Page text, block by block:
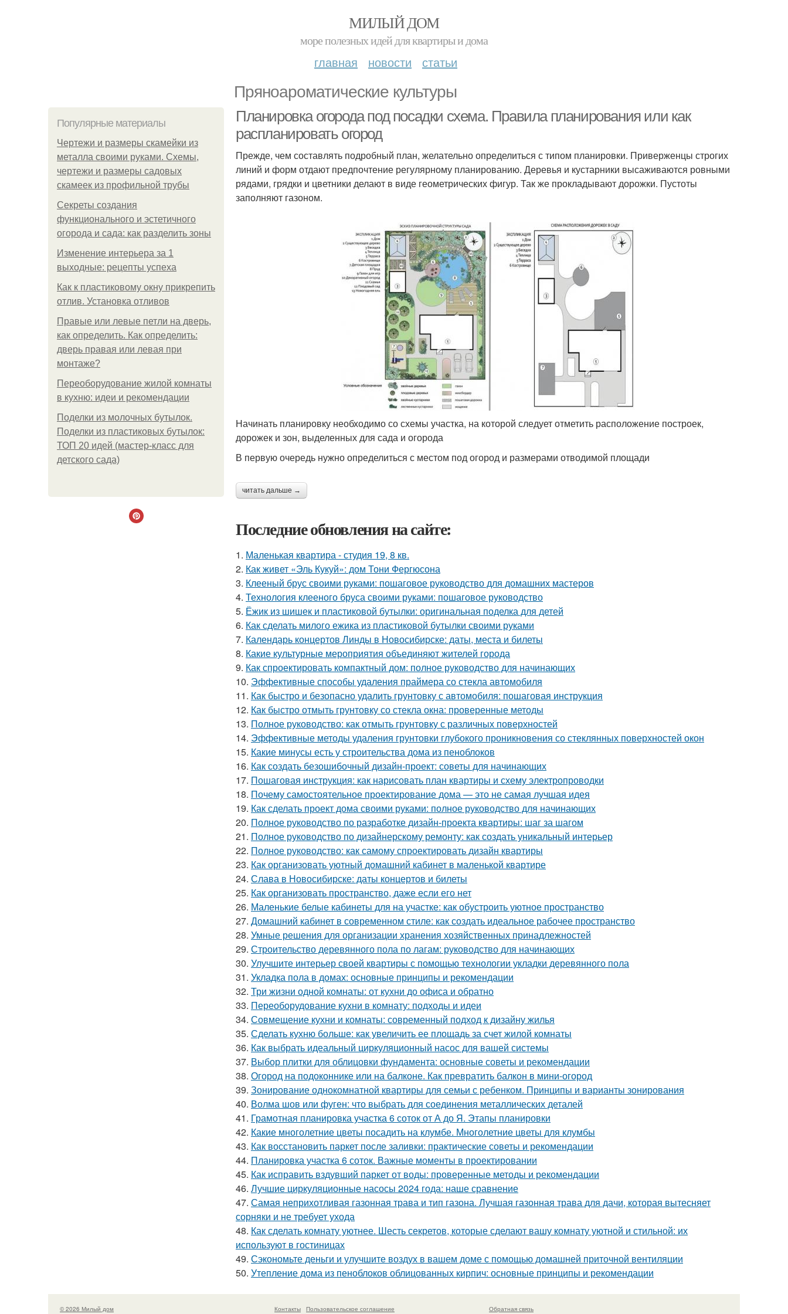
МИЛЫЙ ДОМ
море полезных идей для квартиры и дома
главная новости статьи
Пряноароматические культуры
Популярные материалы
Чертежи и размеры скамейки из
металла своими руками. Схемы,
чертежи и размеры садовых
скамеек из профильной трубы
Секреты создания
функционального и эстетичного
огорода и сада: как разделить зоны
Изменение интерьера за 1
выходные: рецепты успеха
Как к пластиковому окну прикрепить
отлив. Установка отливов
Правые или левые петли на дверь,
как определить. Как определить:
дверь правая или левая при
монтаже?
Переоборудование жилой комнаты
в кухню: идеи и рекомендации
Поделки из молочных бутылок.
Поделки из пластиковых бутылок:
ТОП 20 идей (мастер-класс для
детского сада)
Планировка огорода под посадки схема. Правила планирования или как
распланировать огород
Прежде, чем составлять подробный план, желательно определиться с типом планировки. Приверженцы строгих
линий и форм отдают предпочтение регулярному планированию. Деревья и кустарники высаживаются ровными
рядами, грядки и цветники делают в виде геометрических фигур. Так же прокладывают дорожки. Пустоты
заполняют газоном.
Начинать планировку необходимо со схемы участка, на которой следует отметить расположение построек,
дорожек и зон, выделенных для сада и огорода
В первую очередь нужно определиться с местом под огород и размерами отводимой площади
читать дальше →
Последние обновления на сайте:
1. Маленькая квартира - студия 19, 8 кв.
2. Как живет «Эль Кукуй»: дом Тони Фергюсона
3. Клееный брус своими руками: пошаговое руководство для домашних мастеров
4. Технология клееного бруса своими руками: пошаговое руководство
5. Ёжик из шишек и пластиковой бутылки: оригинальная поделка для детей
6. Как сделать милого ежика из пластиковой бутылки своими руками
7. Календарь концертов Линды в Новосибирске: даты, места и билеты
8. Какие культурные мероприятия объединяют жителей города
9. Как спроектировать компактный дом: полное руководство для начинающих
10. Эффективные способы удаления праймера со стекла автомобиля
11. Как быстро и безопасно удалить грунтовку с автомобиля: пошаговая инструкция
12. Как быстро отмыть грунтовку со стекла окна: проверенные методы
13. Полное руководство: как отмыть грунтовку с различных поверхностей
14. Эффективные методы удаления грунтовки глубокого проникновения со стеклянных поверхностей окон
15. Какие минусы есть у строительства дома из пеноблоков
16. Как создать безошибочный дизайн-проект: советы для начинающих
17. Пошаговая инструкция: как нарисовать план квартиры и схему электропроводки
18. Почему самостоятельное проектирование дома — это не самая лучшая идея
19. Как сделать проект дома своими руками: полное руководство для начинающих
20. Полное руководство по разработке дизайн-проекта квартиры: шаг за шагом
21. Полное руководство по дизайнерскому ремонту: как создать уникальный интерьер
22. Полное руководство: как самому спроектировать дизайн квартиры
23. Как организовать уютный домашний кабинет в маленькой квартире
24. Слава в Новосибирске: даты концертов и билеты
25. Как организовать пространство, даже если его нет
26. Маленькие белые кабинеты для на участке: как обустроить уютное пространство
27. Домашний кабинет в современном стиле: как создать идеальное рабочее пространство
28. Умные решения для организации хранения хозяйственных принадлежностей
29. Строительство деревянного пола по лагам: руководство для начинающих
30. Улучшите интерьер своей квартиры с помощью технологии укладки деревянного пола
31. Укладка пола в домах: основные принципы и рекомендации
32. Три жизни одной комнаты: от кухни до офиса и обратно
33. Переоборудование кухни в комнату: подходы и идеи
34. Совмещение кухни и комнаты: современный подход к дизайну жилья
35. Сделать кухню больше: как увеличить ее площадь за счет жилой комнаты
36. Как выбрать идеальный циркуляционный насос для вашей системы
37. Выбор плитки для облицовки фундамента: основные советы и рекомендации
38. Огород на подоконнике или на балконе. Как превратить балкон в мини-огород
39. Зонирование однокомнатной квартиры для семьи с ребенком. Принципы и варианты зонирования
40. Волма шов или фуген: что выбрать для соединения металлических деталей
41. Грамотная планировка участка 6 соток от А до Я. Этапы планировки
42. Какие многолетние цветы посадить на клумбе. Многолетние цветы для клумбы
43. Как восстановить паркет после заливки: практические советы и рекомендации
44. Планировка участка 6 соток. Важные моменты в проектировании
45. Как исправить вздувший паркет от воды: проверенные методы и рекомендации
46. Лучшие циркуляционные насосы 2024 года: наше сравнение
47. Самая неприхотливая газонная трава и тип газона. Лучшая газонная трава для дачи, которая вытесняет
сорняки и не требует ухода
48. Как сделать комнату уютнее. Шесть секретов, которые сделают вашу комнату уютной и стильной: их
используют в гостиницах
49. Сэкономьте деньги и улучшите воздух в вашем доме с помощью домашней приточной вентиляции
50. Утепление дома из пеноблоков облицованных кирпич: основные принципы и рекомендации
© 2026 Милый дом Контакты Пользовательское соглашение Обратная связь